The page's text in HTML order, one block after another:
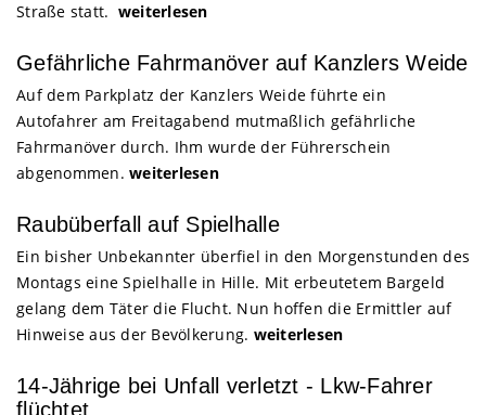
Straße statt. weiterlesen
Gefährliche Fahrmanöver auf Kanzlers Weide
Auf dem Parkplatz der Kanzlers Weide führte ein
Autofahrer am Freitagabend mutmaßlich gefährliche
Fahrmanöver durch. Ihm wurde der Führerschein
abgenommen. weiterlesen
Raubüberfall auf Spielhalle
Ein bisher Unbekannter überfiel in den Morgenstunden des
Montags eine Spielhalle in Hille. Mit erbeutetem Bargeld
gelang dem Täter die Flucht. Nun hoffen die Ermittler auf
Hinweise aus der Bevölkerung. weiterlesen
14-Jährige bei Unfall verletzt - Lkw-Fahrer
flüchtet